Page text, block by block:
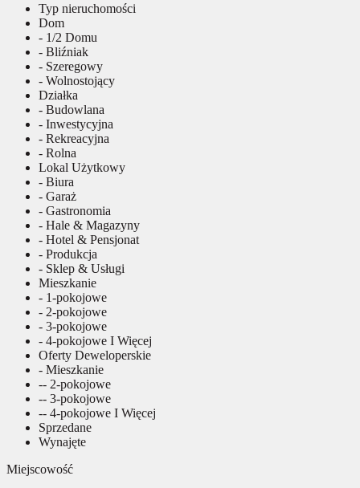
Typ nieruchomości
Dom
- 1/2 Domu
- Bliźniak
- Szeregowy
- Wolnostojący
Działka
- Budowlana
- Inwestycyjna
- Rekreacyjna
- Rolna
Lokal Użytkowy
- Biura
- Garaż
- Gastronomia
- Hale & Magazyny
- Hotel & Pensjonat
- Produkcja
- Sklep & Usługi
Mieszkanie
- 1-pokojowe
- 2-pokojowe
- 3-pokojowe
- 4-pokojowe I Więcej
Oferty Deweloperskie
- Mieszkanie
-- 2-pokojowe
-- 3-pokojowe
-- 4-pokojowe I Więcej
Sprzedane
Wynajęte
Miejscowość